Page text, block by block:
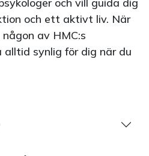
och ett aktivt liv. När
av HMC:s
synlig för dig när du